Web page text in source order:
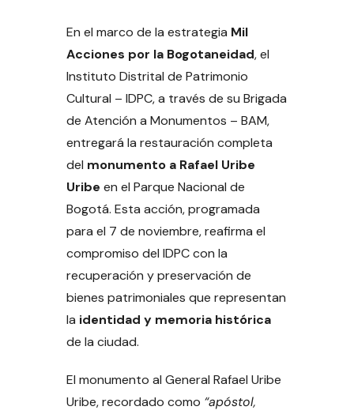
En el marco de la estrategia Mil
Acciones por la Bogotaneidad, el
Instituto Distrital de Patrimonio
Cultural – IDPC, a través de su Brigada
de Atención a Monumentos – BAM,
entregará la restauración completa
del monumento a Rafael Uribe
Uribe en el Parque Nacional de
Bogotá. Esta acción, programada
para el 7 de noviembre, reafirma el
compromiso del IDPC con la
recuperación y preservación de
bienes patrimoniales que representan
la identidad y memoria histórica
de la ciudad.
El monumento al General Rafael Uribe
Uribe, recordado como “apóstol,